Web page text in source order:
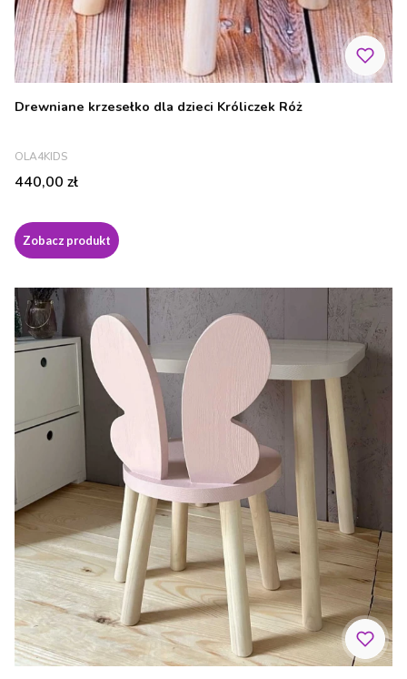
Drewniane krzesełko dla dzieci Króliczek Róż
PRODUCENT
OLA4KIDS
Cena
440,00 zł
Zobacz produkt